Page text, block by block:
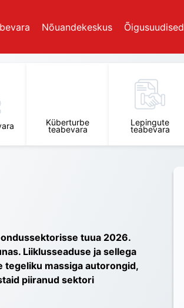
Nõuandekeskus Õigusuudised
Küberturbe
teabevara
Lepingute
teabevara
tuua 2026.
Liiklusseaduse ja sellega
tegeliku massiga autorongid,
piiranud sektori